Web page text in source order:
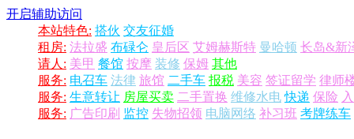
开启辅助访问
本站特色: 搭伙 交友征婚
租房: 法拉盛 布碌仑 皇后区 艾姆赫斯特 曼哈顿 长岛&新
请人: 美甲 餐馆 按摩 装修 保姆 其他
服务: 电召车 法律 旅馆 二手车 报税 美容 签证留学 律师
服务: 生意转让 房屋买卖 二手置换 维修水电 快递 保险
服务: 广告印刷 监控 失物招领 电脑网络 补习班 考牌练车